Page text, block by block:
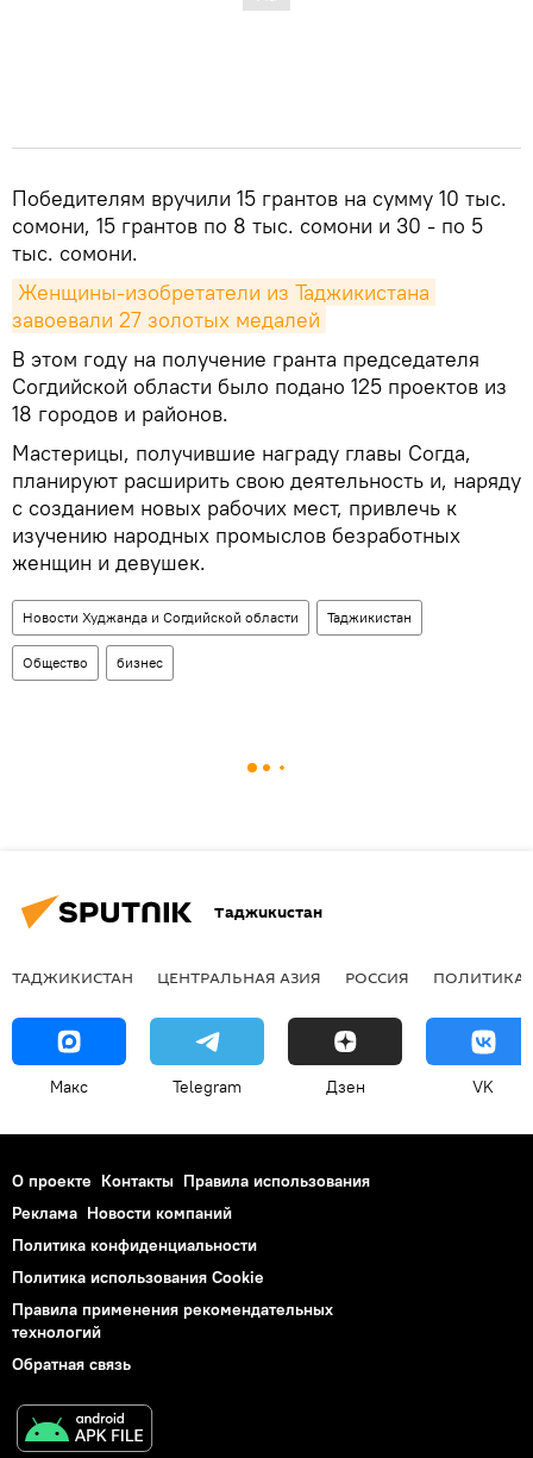
Победителям вручили 15 грантов на сумму 10 тыс.
сомони, 15 грантов по 8 тыс. сомони и 30 - по 5
тыс. сомони.
Женщины-изобретатели из Таджикистана
завоевали 27 золотых медалей
В этом году на получение гранта председателя
Согдийской области было подано 125 проектов из
18 городов и районов.
Мастерицы, получившие награду главы Согда,
планируют расширить свою деятельность и, наряду
с созданием новых рабочих мест, привлечь к
изучению народных промыслов безработных
женщин и девушек.
Новости Худжанда и Согдийской области Таджикистан
Общество бизнес
Таджикистан
ТАДЖИКИСТАН ЦЕНТРАЛЬНАЯ АЗИЯ РОССИЯ ПОЛИТИКА
Макс Telegram Дзен VK
О проекте Контакты Правила использования
Реклама Новости компаний
Политика конфиденциальности
Политика использования Cookie
Правила применения рекомендательных
технологий
Обратная связь